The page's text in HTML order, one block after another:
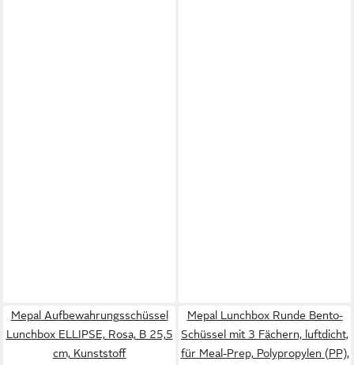
Mepal Aufbewahrungsschüssel
Lunchbox ELLIPSE, Rosa, B 25,5
cm, Kunststoff
Mepal Lunchbox Runde Bento-
Schüssel mit 3 Fächern, luftdicht,
für Meal-Prep, Polypropylen (PP),